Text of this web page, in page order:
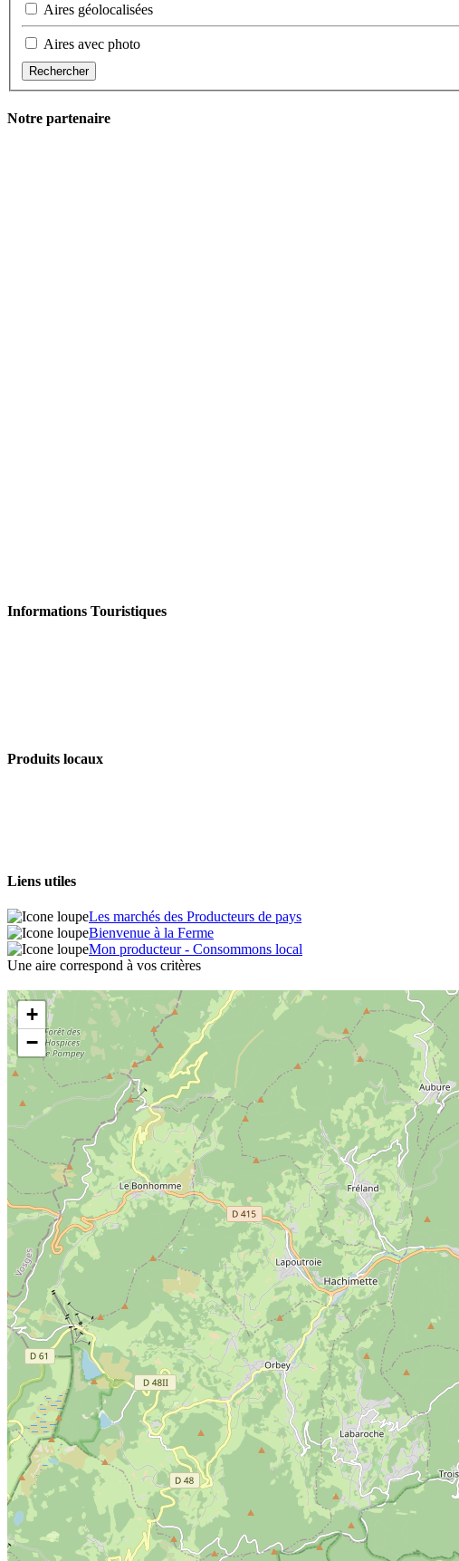
Aires géolocalisées
Aires avec photo
Rechercher
Notre partenaire
Informations Touristiques
Produits locaux
Liens utiles
Les marchés des Producteurs de pays
Bienvenue à la Ferme
Mon producteur - Consommons local
Une aire correspond à vos critères
+
−